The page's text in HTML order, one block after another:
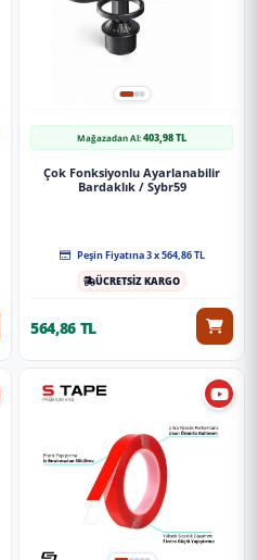
Mağazadan Al:403,98 TL
Çok Fonksiyonlu Ayarlanabilir
Bardaklık / Sybr59
Peşin Fiyatına 3 x 564,86 TL
ÜCRETSİZ KARGO
564,86 TL